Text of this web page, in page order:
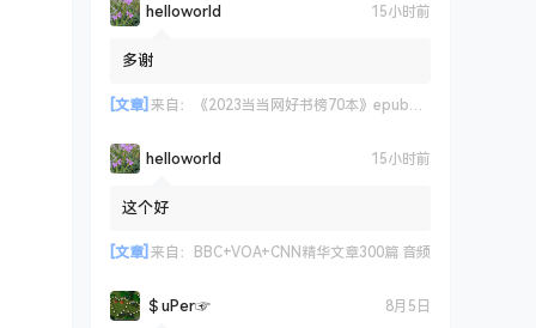
helloworld 15小时前
多谢
[文章] 来自： 《2023当当网好书榜70本》epub+azw3+mobi格式
helloworld 15小时前
这个好
[文章] 来自： BBC+VOA+CNN精华文章300篇 音频
＄uΡer☞ 8月5日